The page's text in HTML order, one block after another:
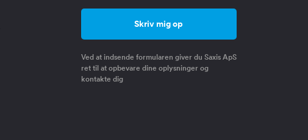
Ved at indsende formularen giver du Saxis ApS
ret til at opbevare dine oplysninger og
kontakte dig